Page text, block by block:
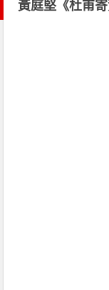
黃庭堅《杜甫